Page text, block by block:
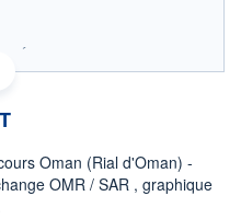
9,758
9,760
Oman (Rial d'Oman) -
OMR / SAR , graphique